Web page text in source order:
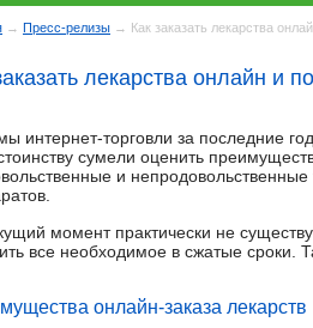
→ Пресс-релизы → Как заказать лекарства
лекарства онлайн и
интернет-торговли за последние
сумели оценить
и
момент практически не
все необходимое в сжатые сроки.
онлайн-заказа лекарств